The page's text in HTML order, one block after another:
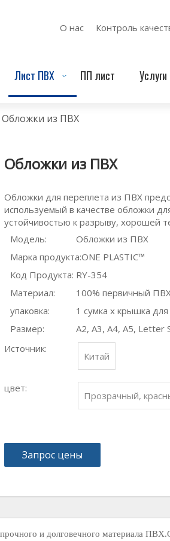
О нас Контроль
Лист ПВХ ПП лист
Обложки из ПВХ
Обложки из ПВХ
Обложки для переплета из ПВХ
используемый в качестве обложки
устойчивостью к разрыву, хорошей
Модель:
Обложки из ПВХ
Марка продукта:ONE PLASTIC™
Код Продукта: RY-354
Материал:
100% первичный
упаковка:
1 сумка x крышка
Размер:
A2, A3, A4, A5, Letter
Источник:
Китай
цвет:
Прозрачный,
Запрос цены
и долговечного материала